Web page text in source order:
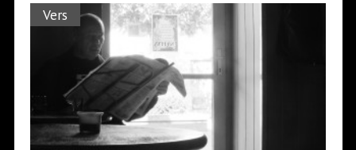
Vers